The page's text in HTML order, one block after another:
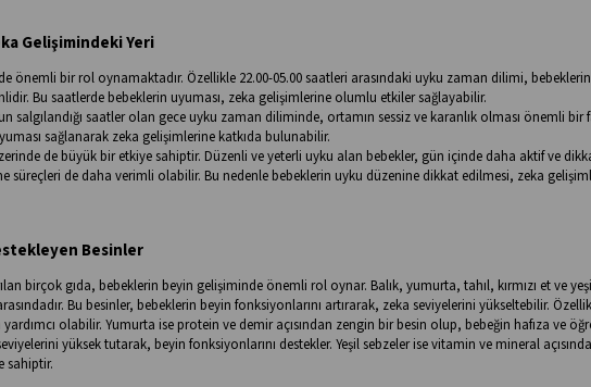
Gelişimindeki Yeri
önemli bir rol oynamaktadır. Özellikle 22.00-05.00 saatleri arasındaki uyku zaman dilimi,
Bu saatlerde bebeklerin uyuması, zeka gelişimlerine olumlu etkiler sağlayabilir.
salgılandığı saatler olan gece uyku zaman diliminde, ortamın sessiz ve karanlık olması önemli bir
sağlanarak zeka gelişimlerine katkıda bulunabilir.
de büyük bir etkiye sahiptir. Düzenli ve yeterli uyku alan bebekler, gün içinde daha aktif ve
süreçleri de daha verimli olabilir. Bu nedenle bebeklerin uyku düzenine dikkat edilmesi, zeka
Besinler
birçok gıda, bebeklerin beyin gelişiminde önemli rol oynar. Balık, yumurta, tahıl, kırmızı et ve
Bu besinler, bebeklerin beyin fonksiyonlarını artırarak, zeka seviyelerini yükseltebilir.
olabilir. Yumurta ise protein ve demir açısından zengin bir besin olup, bebeğin hafıza ve
yüksek tutarak, beyin fonksiyonlarını destekler. Yeşil sebzeler ise vitamin ve mineral
sahiptir.